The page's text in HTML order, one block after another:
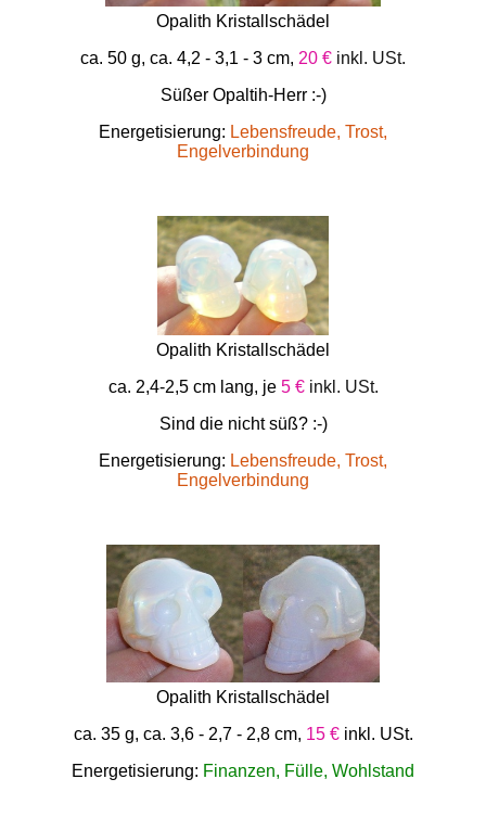
Opalith Kristallschädel
ca. 50 g, ca. 4,2 - 3,1 - 3 cm, 20 € inkl. USt.
Süßer Opaltih-Herr :-)
Energetisierung: Lebensfreude, Trost,
Engelverbindung
Opalith Kristallschädel
ca. 2,4-2,5 cm lang, je 5 € inkl. USt.
Sind die nicht süß? :-)
Energetisierung: Lebensfreude, Trost,
Engelverbindung
Opalith Kristallschädel
ca. 35 g, ca. 3,6 - 2,7 - 2,8 cm, 15 €inkl. USt.
Energetisierung: Finanzen, Fülle, Wohlstand